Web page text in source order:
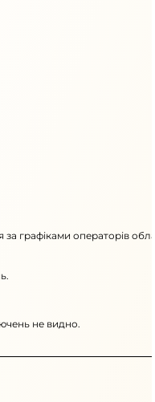
графіками операторів
не видно.